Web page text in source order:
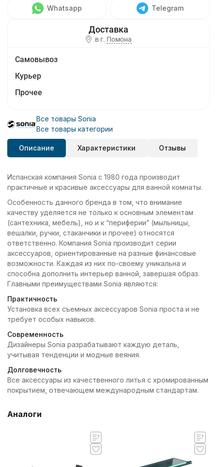
Whatsapp Telegram
в г. Помона
Самовывоз
Курьер
Прочее
Все товары Sonia
Все товары категории
Описание Характеристики Отзывы
Испанская компания Sonia с 1980 года производит
практичные и красивые аксессуары для ванной комнаты.
Особенность данного бренда в том, что внимание
качеству уделяется не только к основным элементам
(сантехника, мебель), но и к “периферии” (мыльницы,
вешалки, ручки, стаканчики и прочее) относятся
ответственно. Компания Sonia производит серии
аксессуаров, ориентированные на разные финансовые
возможности. Каждая из них по-своему уникальна и
способна дополнить интерьер ванной, завершая образ.
Главными преимуществами Sonia являются:
Практичность
Установка всех съемных аксессуаров Sonia проста и не
требует особых навыков.
Современность
Дизайнеры Sonia разрабатывают каждую деталь,
учитывая тенденции и модные веяния.
Долговечность
Все аксессуары из качественного литья с хромированным
покрытием, отвечающем международным стандартам.
Аналоги